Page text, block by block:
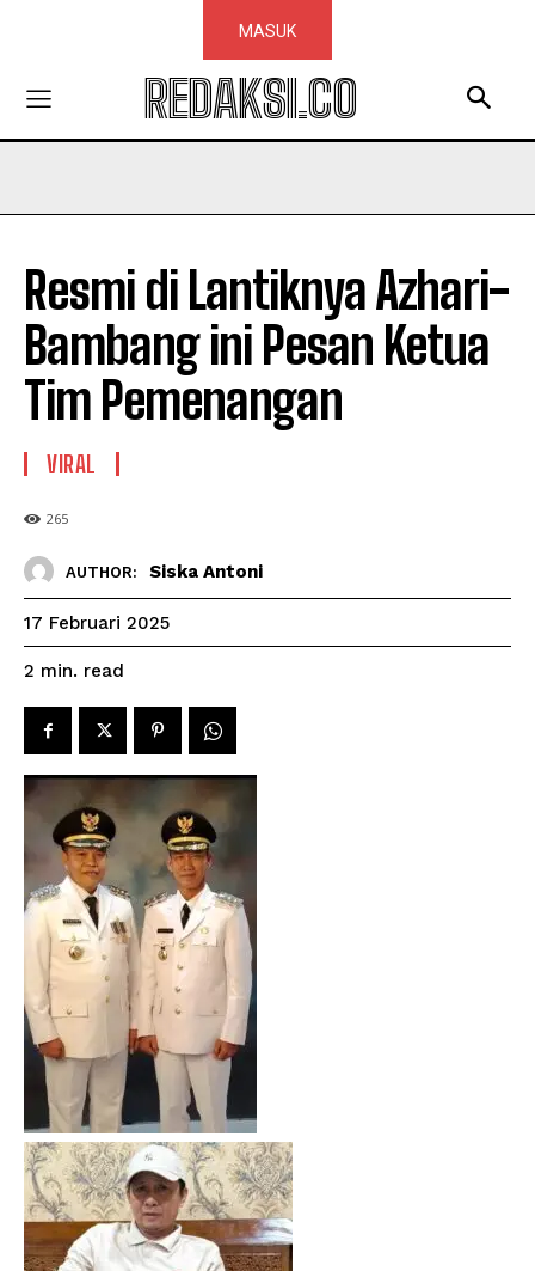
MASUK
REDAKSI.CO
Resmi di Lantiknya Azhari-
Bambang ini Pesan Ketua
Tim Pemenangan
VIRAL
265
AUTHOR: Siska Antoni
17 Februari 2025
2 min. read